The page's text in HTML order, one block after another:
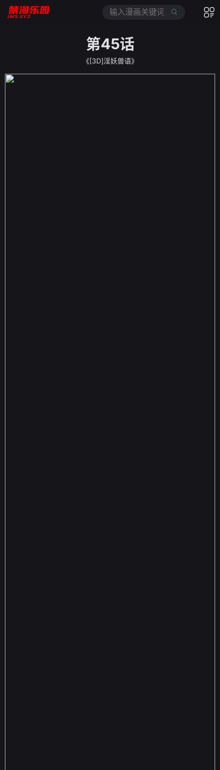
第45话
《[3D]淫妖兽语》